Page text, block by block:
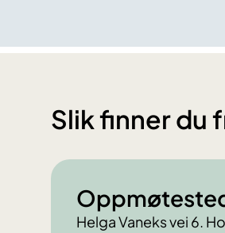
Slik finner du
Helga Vaneks vei 6.